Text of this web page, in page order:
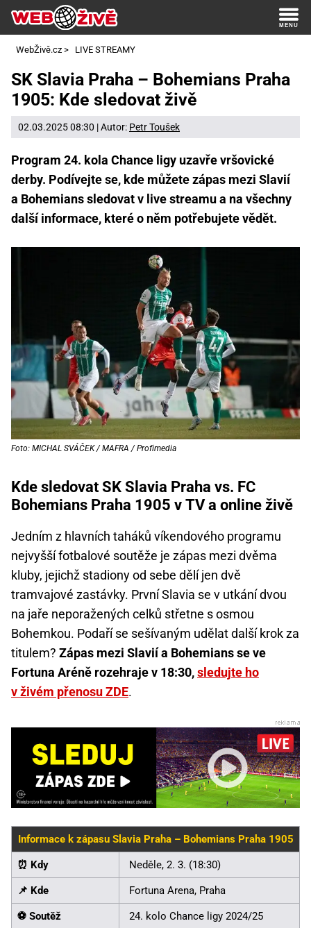
WebŽivě.cz > LIVE STREAMY
SK Slavia Praha – Bohemians Praha
1905: Kde sledovat živě
02.03.2025 08:30 | Autor: Petr Toušek
Program 24. kola Chance ligy uzavře vršovické
derby. Podívejte se, kde můžete zápas mezi Slavií
a Bohemians sledovat v live streamu a na všechny
další informace, které o něm potřebujete vědět.
Foto: MICHAL SVÁČEK / MAFRA / Profimedia
Kde sledovat SK Slavia Praha vs. FC
Bohemians Praha 1905 v TV a online živě
Jedním z hlavních taháků víkendového programu
nejvyšší fotbalové soutěže je zápas mezi dvěma
kluby, jejichž stadiony od sebe dělí jen dvě
tramvajové zastávky. První Slavia se v utkání dvou
na jaře neporažených celků střetne s osmou
Bohemkou. Podaří se sešívaným udělat další krok za
titulem? Zápas mezi Slavií a Bohemians se ve
Fortuna Aréně rozehraje v 18:30,sledujte ho
v živém přenosu ZDE.
Informace k zápasu Slavia Praha – Bohemians Praha 1905
⏰ Kdy Neděle, 2. 3. (18:30)
📌 Kde Fortuna Arena, Praha
⚽️ Soutěž 24. kolo Chance ligy 2024/25